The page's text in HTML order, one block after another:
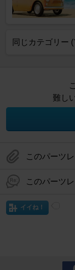
同じカテゴリー (
難し
このパーツ
このパーツ
イイね！